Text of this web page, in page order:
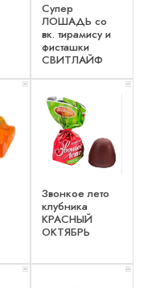
Супер
ЛОШАДЬ со
вк. тирамису и
фисташки
СВИТЛАЙФ
x 1 x 1
Звонкое лето
клубника
КРАСНЫЙ
ОКТЯБРЬ
x 1 x 2